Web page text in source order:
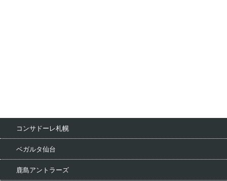
コンサドーレ札幌
ベガルタ仙台
鹿島アントラーズ